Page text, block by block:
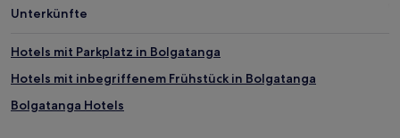
Unterkünfte
Hotels mit Parkplatz in Bolgatanga
Hotels mit inbegriffenem Frühstück in Bolgatanga
Bolgatanga Hotels